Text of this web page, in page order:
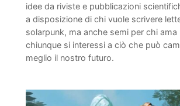
idee da riviste e pubblicazioni
a disposizione di chi vuole scrivere
solarpunk, ma anche semi per chi ama
chiunque si interessi a ciò che può
meglio il nostro futuro.